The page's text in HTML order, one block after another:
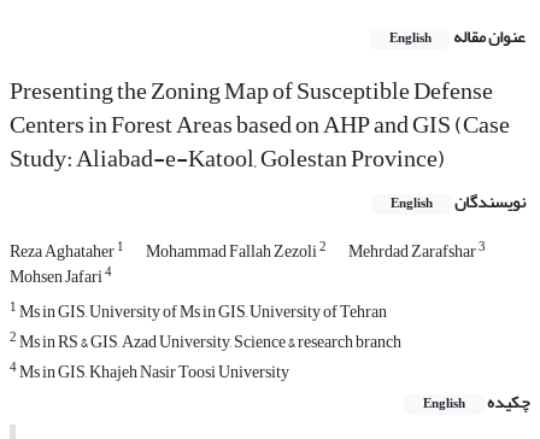
عنوان مقاله English
Presenting the Zoning Map of Susceptible Defense
Centers in Forest Areas based on AHP and GIS (Case
Study: Aliabad-e-Katool, Golestan Province)
نویسندگان English
Reza Aghataher1 Mohammad Fallah Zezoli2 Mehrdad Zarafshar3
Mohsen Jafari4
1Ms in GIS, University of Ms in GIS, University of Tehran
2Ms in RS & GIS, Azad University, Science & research branch
4Ms in GIS, Khajeh Nasir Toosi University
چکیده
English